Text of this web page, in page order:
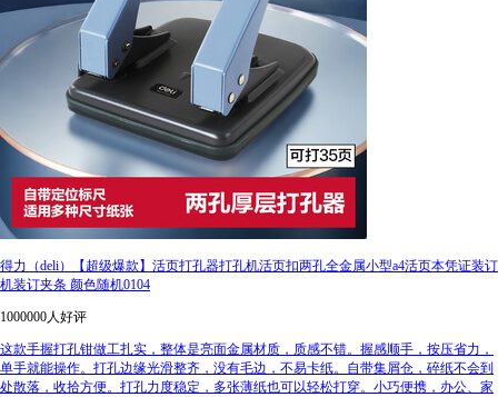
得力（deli）【超级爆款】活页打孔器打孔机活页扣两孔全金属小型a4活页本凭证装订
机装订夹条 颜色随机0104
1000000人好评
这款手握打孔钳做工扎实，整体是亮面金属材质，质感不错。握感顺手，按压省力，
单手就能操作。打孔边缘光滑整齐，没有毛边，不易卡纸。自带集屑仓，碎纸不会到
处散落，收拾方便。打孔力度稳定，多张薄纸也可以轻松打穿。小巧便携，办公、家